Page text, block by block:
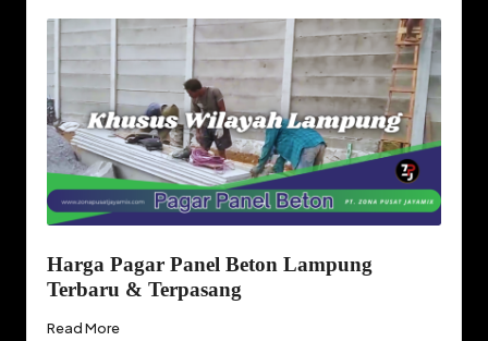
Harga Pagar Panel Beton Lampung
Terbaru & Terpasang
Read More